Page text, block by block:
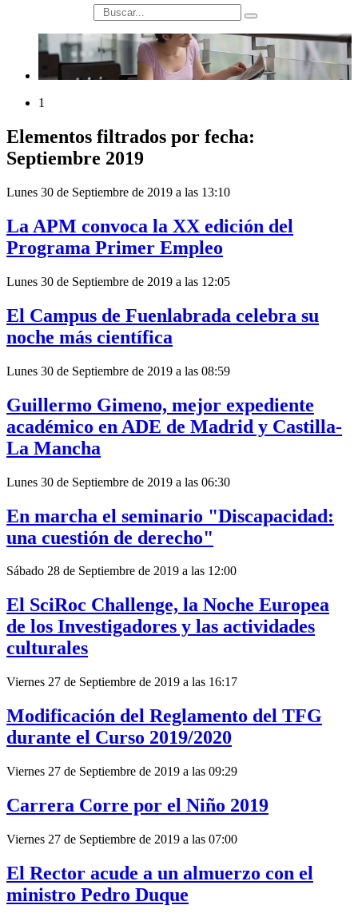
búsqueda
1
Elementos filtrados por fecha:
Septiembre 2019
Lunes 30 de Septiembre de 2019 a las 13:10
La APM convoca la XX edición del
Programa Primer Empleo
Lunes 30 de Septiembre de 2019 a las 12:05
El Campus de Fuenlabrada celebra su
noche más científica
Lunes 30 de Septiembre de 2019 a las 08:59
Guillermo Gimeno, mejor expediente
académico en ADE de Madrid y Castilla-
La Mancha
Lunes 30 de Septiembre de 2019 a las 06:30
En marcha el seminario "Discapacidad:
una cuestión de derecho"
Sábado 28 de Septiembre de 2019 a las 12:00
El SciRoc Challenge, la Noche Europea
de los Investigadores y las actividades
culturales
Viernes 27 de Septiembre de 2019 a las 16:17
Modificación del Reglamento del TFG
durante el Curso 2019/2020
Viernes 27 de Septiembre de 2019 a las 09:29
Carrera Corre por el Niño 2019
Viernes 27 de Septiembre de 2019 a las 07:00
El Rector acude a un almuerzo con el
ministro Pedro Duque